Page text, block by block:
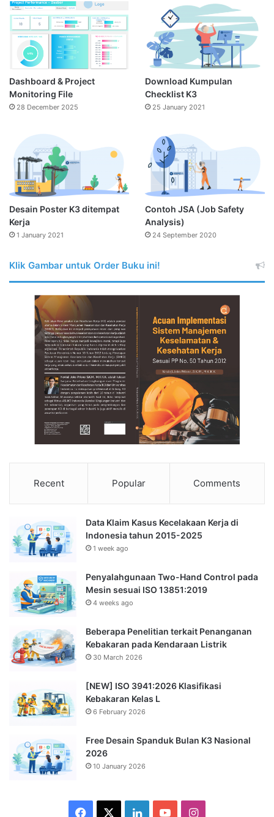
Dashboard & Project
Monitoring File
28 December 2025
Download Kumpulan
Checklist K3
25 January 2021
Desain Poster K3 ditempat
Kerja
1 January 2021
Contoh JSA (Job Safety
Analysis)
24 September 2020
Klik Gambar untuk Order Buku ini!
Recent Popular Comments
Data Klaim Kasus Kecelakaan Kerja di
Indonesia tahun 2015-2025
1 week ago
Penyalahgunaan Two-Hand Control pada
Mesin sesuai ISO 13851:2019
4 weeks ago
Beberapa Penelitian terkait Penanganan
Kebakaran pada Kendaraan Listrik
30 March 2026
[NEW] ISO 3941:2026 Klasifikasi
Kebakaran Kelas L
6 February 2026
Free Desain Spanduk Bulan K3 Nasional
2026
10 January 2026
Facebook LinkedInYouTubeInstagram